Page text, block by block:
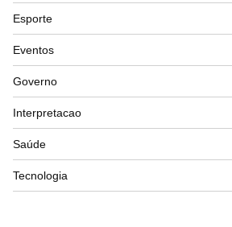
Esporte
Eventos
Governo
Interpretacao
Saúde
Tecnologia